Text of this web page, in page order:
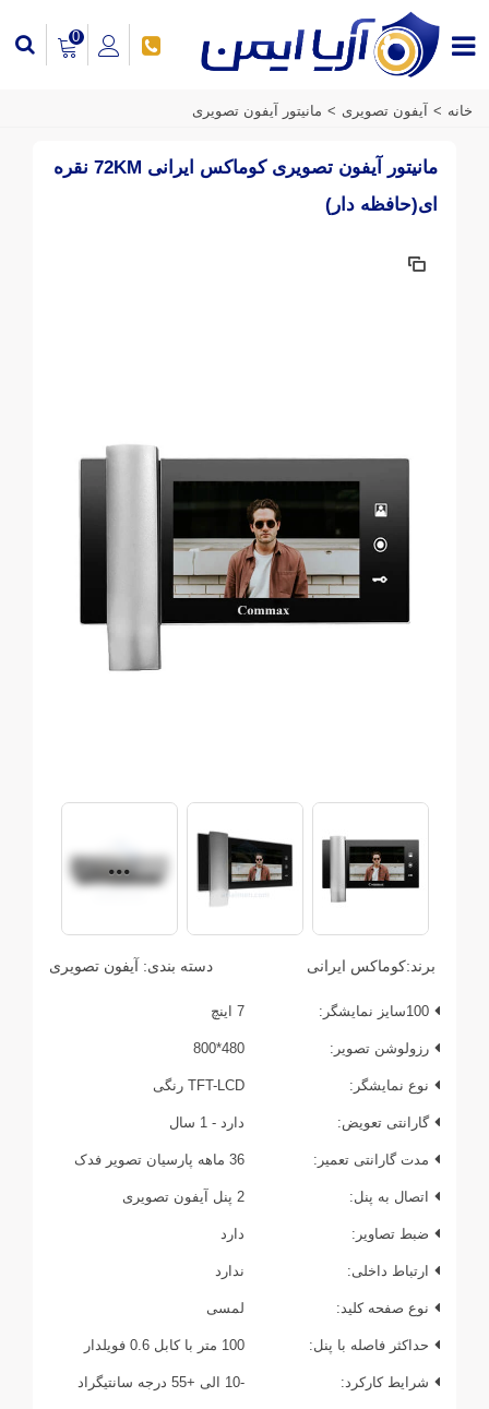
0
خانه > آیفون تصویری > مانیتور آیفون تصویری
مانیتور آیفون تصویری کوماکس ایرانی 72KM نقره
ای(حافظه دار)
برند:کوماکس ایرانی دسته بندی: آیفون تصویری
100سایز نمایشگر: 7 اینچ
رزولوشن تصویر: 480*800
نوع نمایشگر: TFT-LCD رنگی
گارانتی تعویض: دارد - 1 سال
مدت گارانتی تعمیر: 36 ماهه پارسیان تصویر فدک
اتصال به پنل: 2 پنل آیفون تصویری
ضبط تصاویر: دارد
ارتباط داخلی: ندارد
نوع صفحه کلید: لمسی
حداکثر فاصله با پنل: 100 متر با کابل 0.6 فویلدار
شرایط کارکرد: -10 الی +55 درجه سانتیگراد